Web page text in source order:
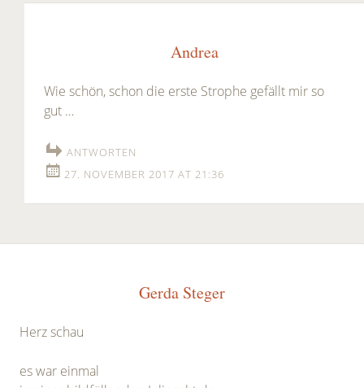
Andrea
Wie schön, schon die erste Strophe gefällt mir so
gut …
ANTWORTEN
27. NOVEMBER 2017 AT 21:36
Gerda Steger
Herz schau
es war einmal